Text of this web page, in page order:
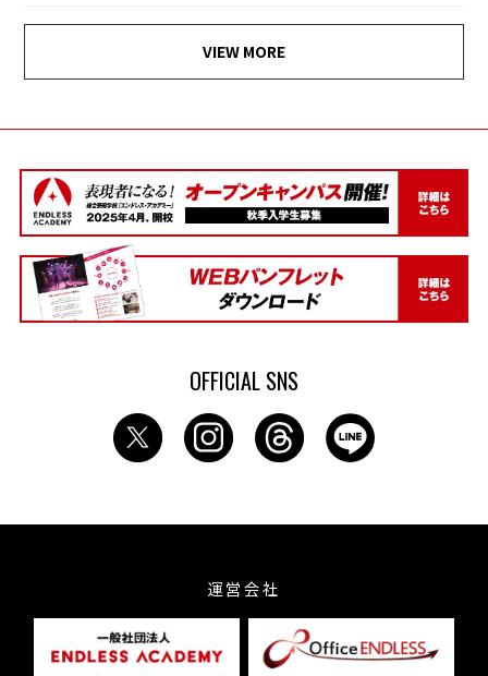
VIEW MORE
OFFICIAL SNS
運営会社